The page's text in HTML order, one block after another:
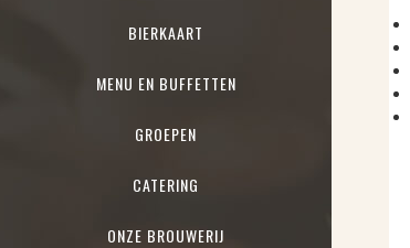
BIERKAART
MENU EN BUFFETTEN
GROEPEN
CATERING
ONZE BROUWERIJ